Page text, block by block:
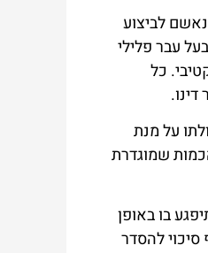
לביצוע
עבר פלילי
כל
על מנת
שמוגדרת
בו באופן
להסדר